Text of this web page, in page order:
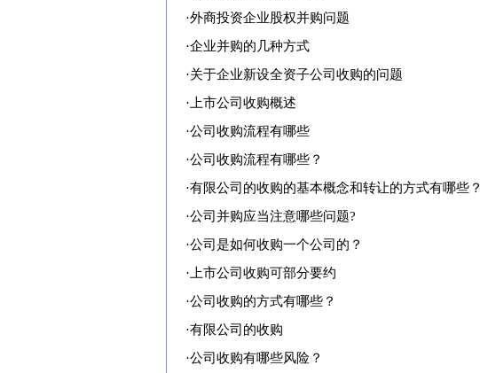
·外商投资企业股权并购问题
·企业并购的几种方式
·关于企业新设全资子公司收购的问题
· 上市公司收购概述
·公司收购流程有哪些
·公司收购流程有哪些？
·有限公司的收购的基本概念和转让的方式有哪些？
·公司并购应当注意哪些问题?
·公司是如何收购一个公司的？
· 上市公司收购可部分要约
·公司收购的方式有哪些？
·有限公司的收购
·公司收购有哪些风险？